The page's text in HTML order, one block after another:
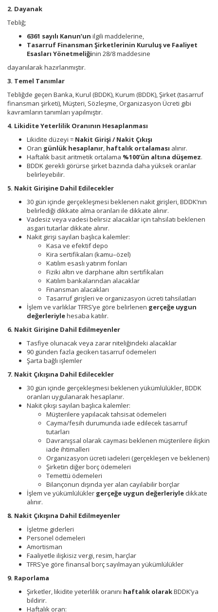
2. Dayanak
Tebliğ;
6361 sayılı Kanun’un ilgili maddelerine,
Tasarruf Finansman Şirketlerinin Kuruluş ve Faaliyet
Esasları Yönetmeliğinin 28/8 maddesine
dayanılarak hazırlanmıştır.
3. Temel Tanımlar
Tebliğde geçen Banka, Kurul (BDDK), Kurum (BDDK), Şirket (tasarruf
finansman şirketi), Müşteri, Sözleşme, Organizasyon Ücreti gibi
kavramların tanımları yapılmıştır.
4. Likidite Yeterlilik Oranının Hesaplanması
Likidite düzeyi = Nakit Girişi / Nakit Çıkışı
Oran günlük hesaplanır, haftalık ortalaması alınır.
Haftalık basit aritmetik ortalama %100’ün altına düşemez.
BDDK gerekli görürse şirket bazında daha yüksek oranlar
belirleyebilir.
5. Nakit Girişine Dahil Edilecekler
30 gün içinde gerçekleşmesi beklenen nakit girişleri, BDDK’nın
belirlediği dikkate alma oranları ile dikkate alınır.
Vadesiz veya vadesi belirsiz alacaklar için tahsilatı beklenen
asgari tutarlar dikkate alınır.
Nakit girişi sayılan başlıca kalemler:
Kasa ve efektif depo
Kira sertifikaları (kamu–özel)
Katılım esaslı yatırım fonları
Fiziki altın ve darphane altın sertifikaları
Katılım bankalarından alacaklar
Finansman alacakları
Tasarruf girişleri ve organizasyon ücreti tahsilatları
İşlem ve varlıklar TFRS’ye göre belirlenen gerçeğe uygun
değerleriylehesaba katılır.
6. Nakit Girişine Dahil Edilmeyenler
Tasfiye olunacak veya zarar niteliğindeki alacaklar
90 günden fazla geciken tasarruf ödemeleri
Şarta bağlı işlemler
7. Nakit Çıkışına Dahil Edilecekler
30 gün içinde gerçekleşmesi beklenen yükümlülükler, BDDK
oranları uygulanarak hesaplanır.
Nakit çıkışı sayılan başlıca kalemler:
Müşterilere yapılacak tahsisat ödemeleri
Cayma/fesih durumunda iade edilecek tasarruf
tutarları
Davranışsal olarak cayması beklenen müşterilere ilişkin
iade ihtimalleri
Organizasyon ücreti iadeleri (gerçekleşen ve beklenen)
Şirketin diğer borç ödemeleri
Temettü ödemeleri
Bilançonun dışında yer alan cayılabilir borçlar
İşlem ve yükümlülükler gerçeğe uygun değerleriyle dikkate
alınır.
8. Nakit Çıkışına Dahil Edilmeyenler
İşletme giderleri
Personel ödemeleri
Amortisman
Faaliyetle ilişkisiz vergi, resim, harçlar
TFRS’ye göre finansal borç sayılmayan yükümlülükler
9. Raporlama
Şirketler, likidite yeterlilik oranını haftalık olarakBDDK’ya
bildirir.
Haftalık oran: